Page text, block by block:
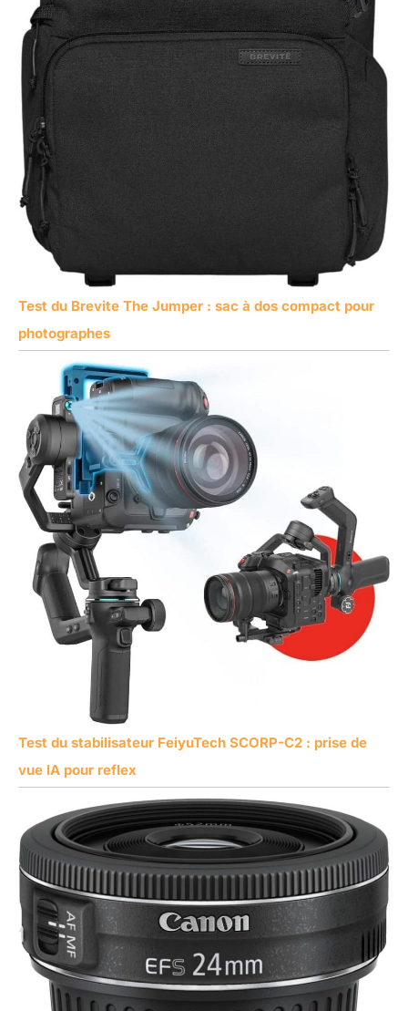
Test du Brevite The Jumper : sac à dos compact pour
photographes
Test du stabilisateur FeiyuTech SCORP-C2 : prise de
vue IA pour reflex